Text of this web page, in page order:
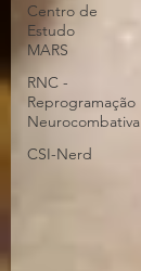
Centro de
Estudo
MARS
RNC -
Reprogramação
Neurocombativa
CSI-Nerd